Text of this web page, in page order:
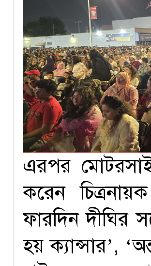
এরপর
করেন
ফারদিন দীঘির
হয় ক্যান্সার’,